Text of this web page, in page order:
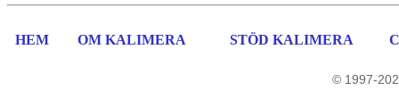
HEM OM KALIMERA STÖD KALIMERA
© 1997-